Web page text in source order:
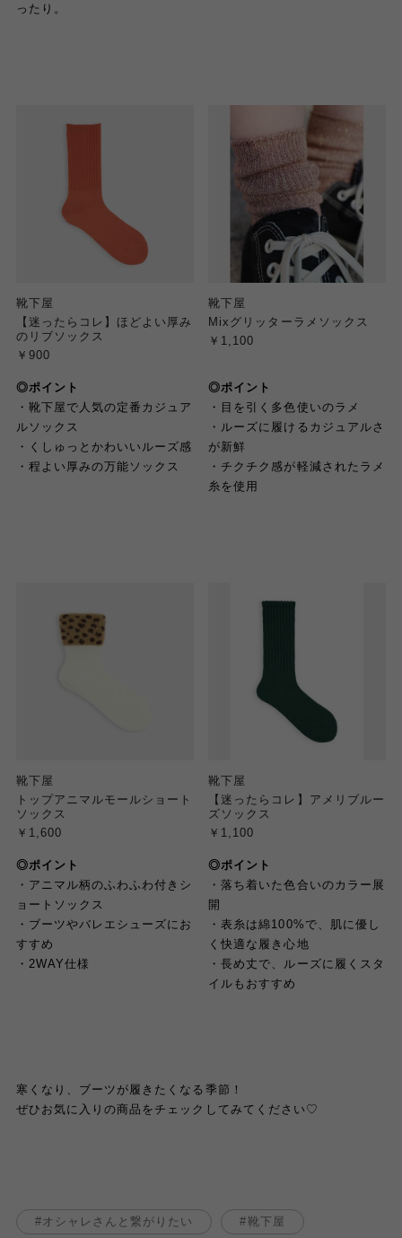
ったり。
靴下屋
【迷ったらコレ】ほどよい厚み
のリブソックス
￥900
靴下屋
Mixグリッターラメソックス
￥1,100
◎ポイント
・靴下屋で人気の定番カジュア
ルソックス
・くしゅっとかわいいルーズ感
・程よい厚みの万能ソックス
◎ポイント
・目を引く多色使いのラメ
・ルーズに履けるカジュアルさ
が新鮮
・チクチク感が軽減されたラメ
糸を使用
靴下屋
トップアニマルモールショート
ソックス
￥1,600
靴下屋
【迷ったらコレ】アメリブルー
ズソックス
￥1,100
◎ポイント
・アニマル柄のふわふわ付きシ
ョートソックス
・ブーツやバレエシューズにお
すすめ
・2WAY仕様
◎ポイント
・落ち着いた色合いのカラー展
開
・表糸は綿100%で、肌に優し
く快適な履き心地
・長め丈で、ルーズに履くスタ
イルもおすすめ
寒くなり、ブーツが履きたくなる季節！
ぜひお気に入りの商品をチェックしてみてください♡
オシャレさんと繋がりたい 靴下屋